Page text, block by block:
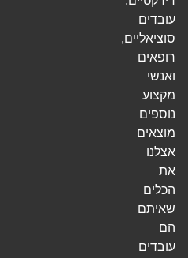
עובדים
סוציאליים,
רופאים
ואנשי
מקצוע
נוספים
מוצאים
אצלנו
את
הכלים
שאיתם
הם
עובדים